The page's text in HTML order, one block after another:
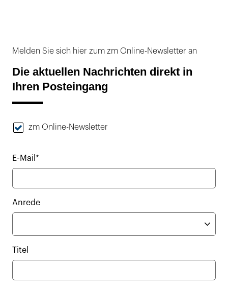
Melden Sie sich hier zum zm Online-Newsletter an
Die aktuellen Nachrichten direkt in
Ihren Posteingang
zm Online-Newsletter
E-Mail*
Anrede
Titel